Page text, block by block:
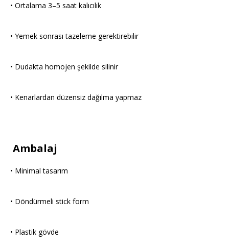
• Ortalama 3–5 saat kalıcılık
• Yemek sonrası tazeleme gerektirebilir
• Dudakta homojen şekilde silinir
• Kenarlardan düzensiz dağılma yapmaz
Ambalaj
• Minimal tasarım
• Döndürmeli stick form
• Plastik gövde